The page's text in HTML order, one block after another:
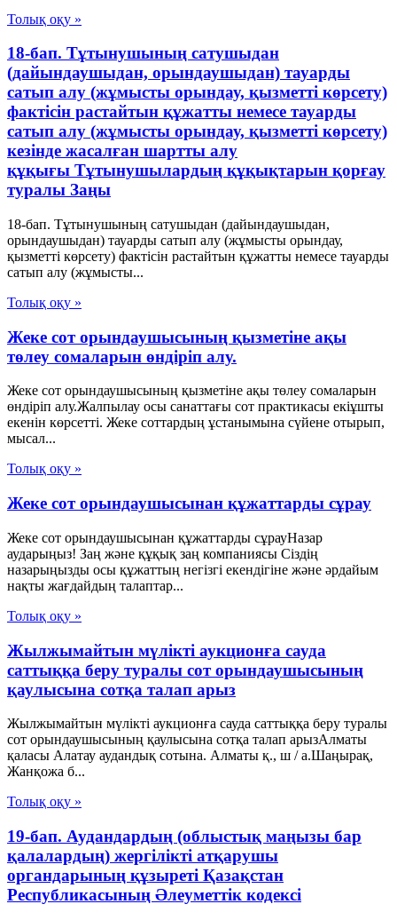
Толық оқу »
18-бап. Тұтынушының сатушыдан
(дайындаушыдан, орындаушыдан) тауарды
сатып алу (жұмысты орындау, қызметті көрсету)
фактісін растайтын құжатты немесе тауарды
сатып алу (жұмысты орындау, қызметті көрсету)
кезінде жасалған шартты алу
құқығы Тұтынушылардың құқықтарын қорғау
туралы Заңы
18-бап. Тұтынушының сатушыдан (дайындаушыдан,
орындаушыдан) тауарды сатып алу (жұмысты орындау,
қызметті көрсету) фактісін растайтын құжатты немесе тауарды
сатып алу (жұмысты...
Толық оқу »
Жеке сот орындаушысының қызметіне ақы
төлеу сомаларын өндіріп алу.
Жеке сот орындаушысының қызметіне ақы төлеу сомаларын
өндіріп алу.Жалпылау осы санаттағы сот практикасы екіұшты
екенін көрсетті. Жеке соттардың ұстанымына сүйене отырып,
мысал...
Толық оқу »
Жеке сот орындаушысынан құжаттарды сұрау
Жеке сот орындаушысынан құжаттарды сұрауНазар
аударыңыз! Заң және құқық заң компаниясы Сіздің
назарыңызды осы құжаттың негізгі екендігіне және әрдайым
нақты жағдайдың талаптар...
Толық оқу »
Жылжымайтын мүлікті аукционға сауда
саттыққа беру туралы сот орындаушысының
қаулысына сотқа талап арыз
Жылжымайтын мүлікті аукционға сауда саттыққа беру туралы
сот орындаушысының қаулысына сотқа талап арызАлматы
қаласы Алатау аудандық сотына. Алматы қ., ш / а.Шаңырақ,
Жанқожа б...
Толық оқу »
19-бап. Аудандардың (облыстық маңызы бар
қалалардың) жергілікті атқарушы
органдарының құзыреті Қазақстан
Республикасының Әлеуметтік кодексі